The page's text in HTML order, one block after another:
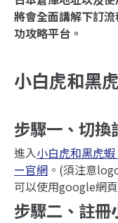
將會全面講解下訂
功攻略平台。
小白虎和黑
步驟一、切換
進入小白虎和黑虎
ー官網 。(須注意
可以使用google網
步驟二、註冊